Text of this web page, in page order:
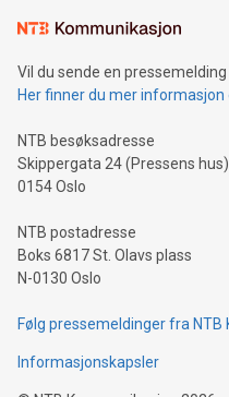
Vil du sende en
Her finner du mer
NTB besøksadresse
Skippergata 24 (Pressens hus)
0154 Oslo
NTB postadresse
Boks 6817 St. Olavs plass
N-0130 Oslo
Følg pressemeldinger fra NTB
Informasjonskapsler